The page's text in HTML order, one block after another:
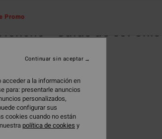
Promo
Honcho - Gafas de sol
Black Gloss / Grey
a la información en
para: presentarle anuncios
personalizados,
configurar sus
cookies cuando no están
política de cookies y
Continuar sin aceptar